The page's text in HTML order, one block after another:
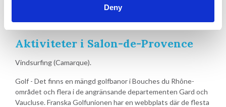
Deny
Aktiviteter i Salon-de-Provence
Vindsurfing (Camarque).
Golf - Det finns en mängd golfbanor i Bouches du Rhône-
området och flera i de angränsande departementen Gard och
Vaucluse. Franska Golfunionen har en webbplats där de flesta